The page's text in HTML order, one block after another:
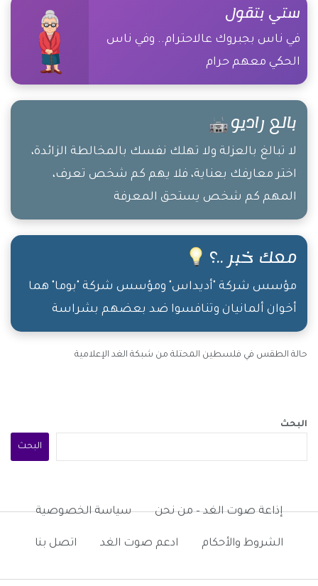
ستي بتقول
في ناس بجبروك عالاحترام.. وفي ناس
الحكي معهم حرام
بالع راديو
لا تبالغ بالعزلة ولا تهلك نفسك بالمخالطة الزائدة،
اختر معارفك بعناية، فلا يهم كم شخص تعرف،
المهم كم شخص يستحق المعرفة
معك خبر ..؟
مؤسس شركة "أديداس" ومؤسس شركة "بوما" هما
أخوان ألمانيان وتنافسوا ضد بعضهم بشراسة
حالة الطقس في فلسطين المحتلة من شبكة الغد الإعلامية
البحث
البحث
إذاعة صوت الغد – من نحن سياسة الخصوصية
الشروط والأحكام ادعم صوت الغد اتصل بنا